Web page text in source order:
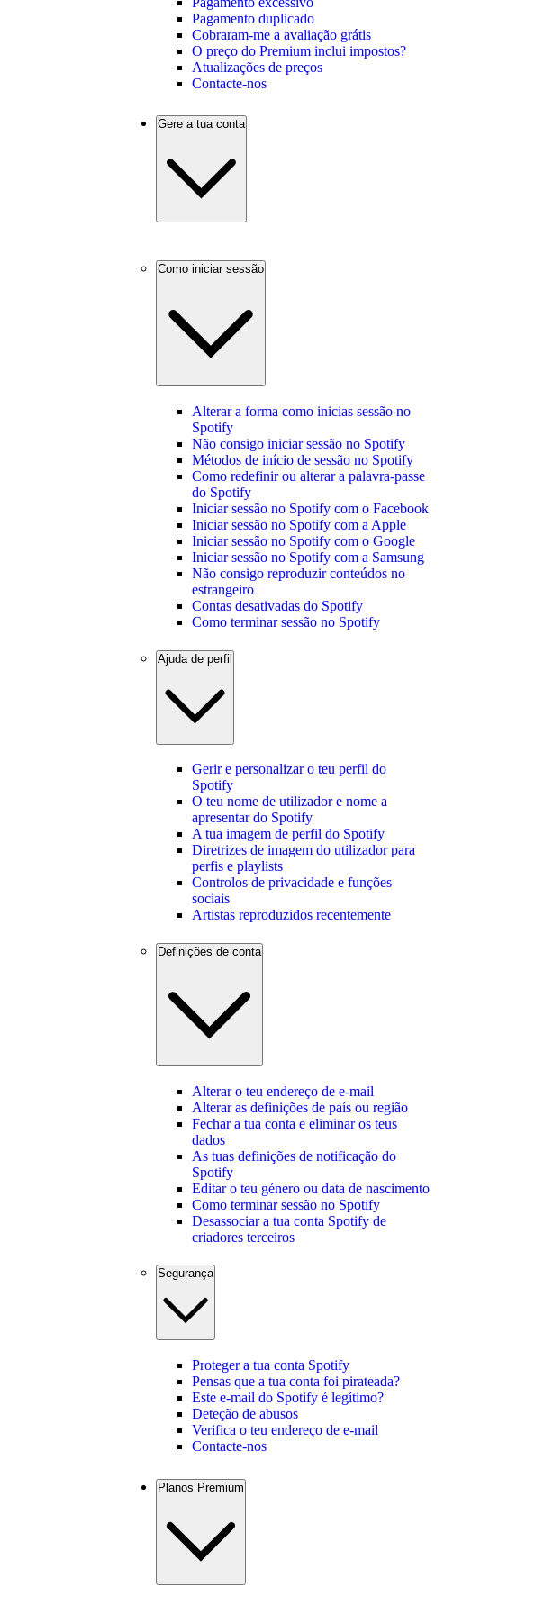
Pagamento duplicado
Cobraram-me a avaliação grátis
O preço do Premium inclui impostos?
Atualizações de preços
Contacte-nos
Gere a tua conta
Como iniciar sessão
Alterar a forma como inicias sessão no
Spotify
Não consigo iniciar sessão no Spotify
Métodos de início de sessão no Spotify
Como redefinir ou alterar a palavra-passe
do Spotify
Iniciar sessão no Spotify com o Facebook
Iniciar sessão no Spotify com a Apple
Iniciar sessão no Spotify com o Google
Iniciar sessão no Spotify com a Samsung
Não consigo reproduzir conteúdos no
estrangeiro
Contas desativadas do Spotify
Como terminar sessão no Spotify
Ajuda de perfil
Gerir e personalizar o teu perfil do
Spotify
O teu nome de utilizador e nome a
apresentar do Spotify
A tua imagem de perfil do Spotify
Diretrizes de imagem do utilizador para
perfis e playlists
Controlos de privacidade e funções
sociais
Artistas reproduzidos recentemente
Definições de conta
Alterar o teu endereço de e-mail
Alterar as definições de país ou região
Fechar a tua conta e eliminar os teus
dados
As tuas definições de notificação do
Spotify
Editar o teu género ou data de nascimento
Como terminar sessão no Spotify
Desassociar a tua conta Spotify de
criadores terceiros
Segurança
Proteger a tua conta Spotify
Pensas que a tua conta foi pirateada?
Este e-mail do Spotify é legítimo?
Deteção de abusos
Verifica o teu endereço de e-mail
Contacte-nos
Planos Premium